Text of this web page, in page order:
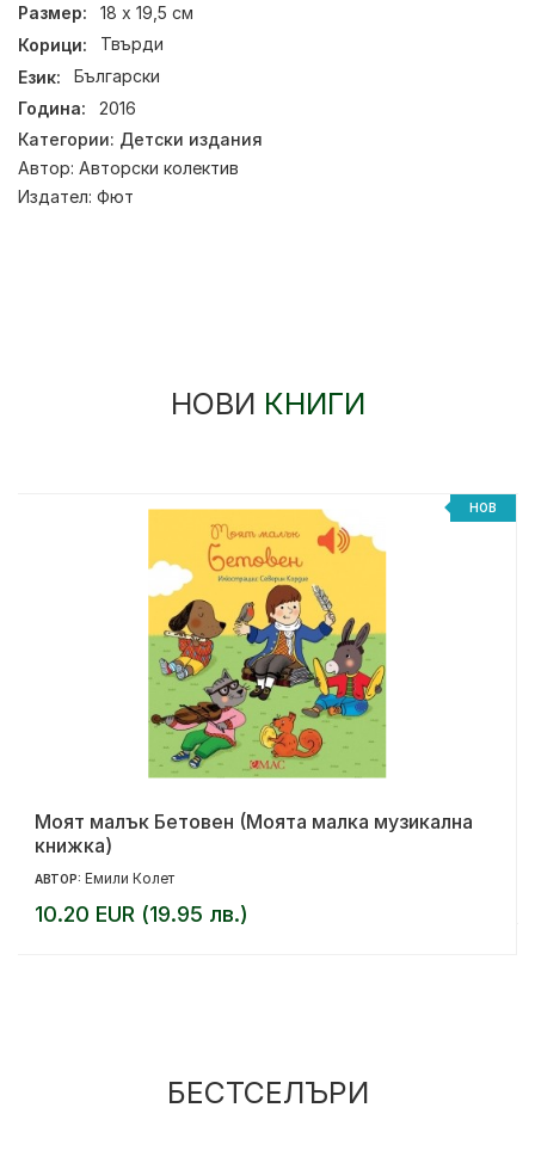
Размер:
18 х 19,5 см
Корици:
Твърди
Език:
Български
Година:
2016
Категории: Детски издания
Автор: Авторски колектив
Издател: Фют
НОВИ КНИГИ
НОВ
Моят малък Бетовен (Моята малка музикална
книжка)
АВТОР: Емили Колет
10.20 EUR (19.95 лв.)
БЕСТСЕЛЪРИ